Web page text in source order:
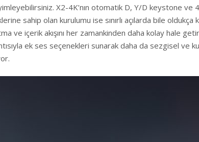
X2-4K’nın otomatik D, Y/D keystone ve
sahip olan kurulumu ise sınırlı açılarda bile oldukça
ve içerik akışını her zamankinden daha kolay hale
ek ses seçenekleri sunarak daha da sezgisel ve